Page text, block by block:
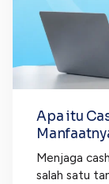
Apa itu
Menjaga
salah satu